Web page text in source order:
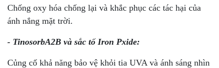
Chống oxy hóa chống lại và khắc phục các tác hại của
ánh nắng mặt trời.
- TinosorbA2B và sắc tố Iron Pxide:
Củng cố khả năng bảo vệ khỏi tia UVA và ánh sáng nhìn